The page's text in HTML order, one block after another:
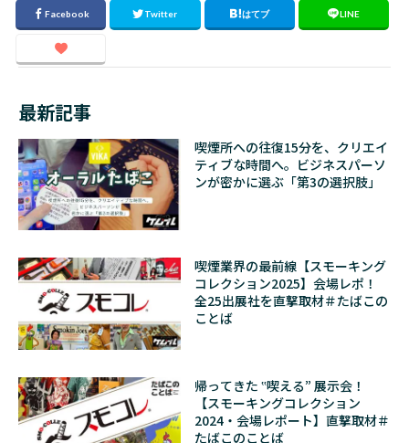
最新記事
喫煙所への往復15分を、クリエイ
ティブな時間へ。ビジネスパーソ
ンが密かに選ぶ「第3の選択肢」
喫煙業界の最前線【スモーキング
コレクション2025】会場レポ！
全25出展社を直撃取材＃たばこの
ことば
帰ってきた ‟喫える” 展示会！
【スモーキングコレクション
2024・会場レポート】直撃取材＃
たばこのことば